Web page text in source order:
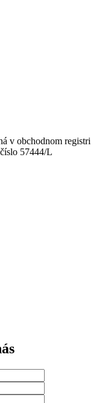
v obchodnom registri
57444/L